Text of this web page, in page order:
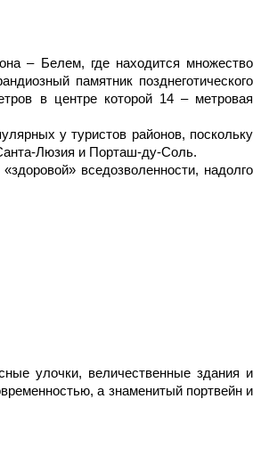
– Белем, где находится множество
памятник позднеготического
в центре которой 14 – метровая
у туристов районов, поскольку
Люзия и Порташ-ду-Соль.
вседозволенности, надолго
улочки, величественные здания и
а знаменитый портвейн и